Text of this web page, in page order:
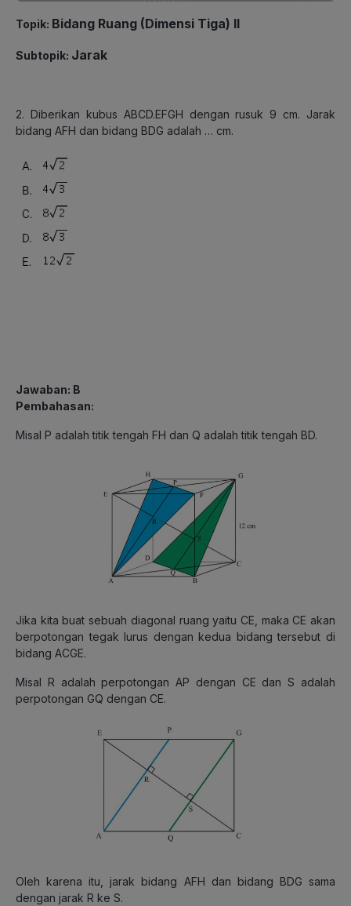
Topik: Bidang Ruang (Dimensi Tiga) II
Subtopik: Jarak
2. Diberikan kubus ABCD.EFGH dengan rusuk 9 cm. Jarak
bidang AFH dan bidang BDG adalah … cm.
Jawaban: B
Pembahasan:
Misal P adalah titik tengah FH dan Q adalah titik tengah BD.
Jika kita buat sebuah diagonal ruang yaitu CE, maka CE akan
berpotongan tegak lurus dengan kedua bidang tersebut di
bidang ACGE.
Misal R adalah perpotongan AP dengan CE dan S adalah
perpotongan GQ dengan CE.
Oleh karena itu, jarak bidang AFH dan bidang BDG sama
dengan jarak R ke S.